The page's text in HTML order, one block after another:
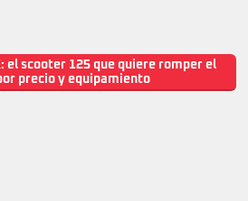
el scooter 125 que quiere romper el
precio y equipamiento